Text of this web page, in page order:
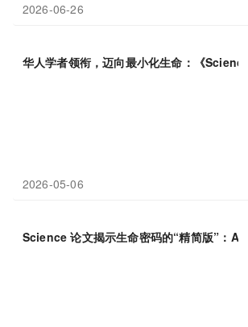
2026-06-26
华人学者领衔，迈向最小化生命：《
2026-05-06
Science 论文揭示生命密码的“精简版”：AI